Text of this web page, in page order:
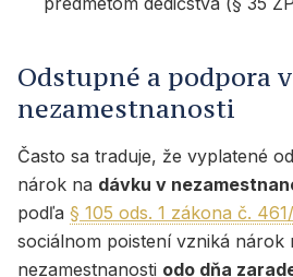
Odstupné a podpora v
nezamestnanosti
Často sa traduje, že vyplatené
nárok na dávku v
podľa § 105 ods. 1 zákona č.
sociálnom poistení vzniká nárok
nezamestnanosti odo dňa